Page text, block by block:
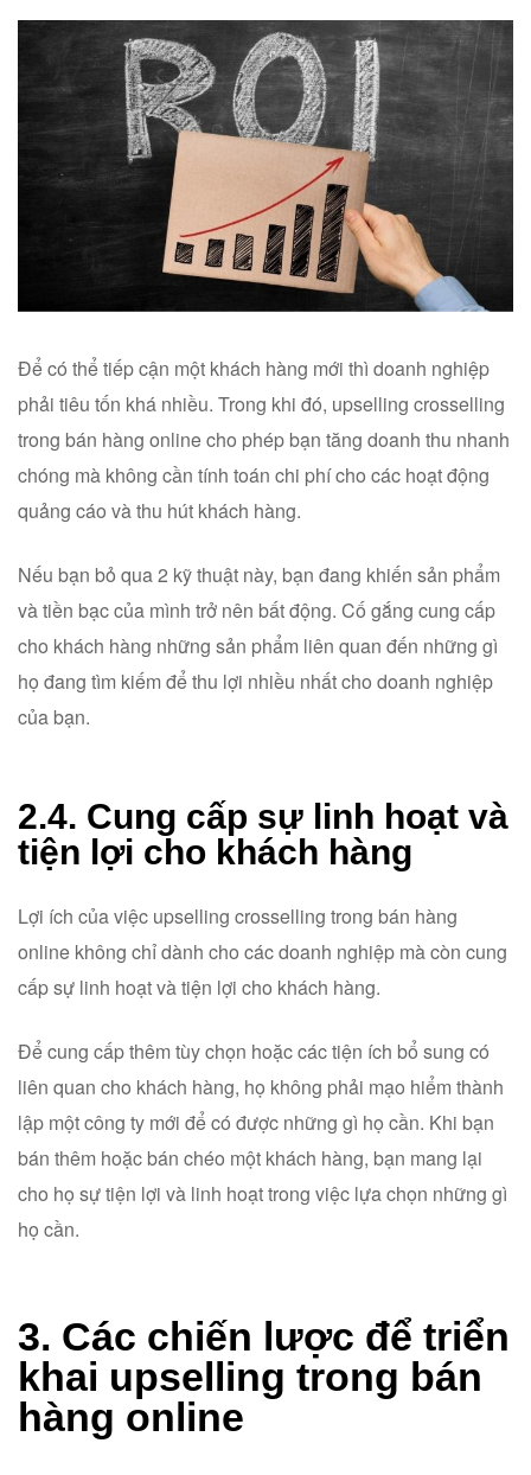
Để có thể tiếp cận một khách hàng mới thì doanh nghiệp
phải tiêu tốn khá nhiều. Trong khi đó, upselling crosselling
trong bán hàng online cho phép bạn tăng doanh thu nhanh
chóng mà không cần tính toán chi phí cho các hoạt động
quảng cáo và thu hút khách hàng.
Nếu bạn bỏ qua 2 kỹ thuật này, bạn đang khiến sản phẩm
và tiền bạc của mình trở nên bất động. Cố gắng cung cấp
cho khách hàng những sản phẩm liên quan đến những gì
họ đang tìm kiếm để thu lợi nhiều nhất cho doanh nghiệp
của bạn.
2.4. Cung cấp sự linh hoạt và
tiện lợi cho khách hàng
Lợi ích của việc upselling crosselling trong bán hàng
online không chỉ dành cho các doanh nghiệp mà còn cung
cấp sự linh hoạt và tiện lợi cho khách hàng.
Để cung cấp thêm tùy chọn hoặc các tiện ích bổ sung có
liên quan cho khách hàng, họ không phải mạo hiểm thành
lập một công ty mới để có được những gì họ cần. Khi bạn
bán thêm hoặc bán chéo một khách hàng, bạn mang lại
cho họ sự tiện lợi và linh hoạt trong việc lựa chọn những gì
họ cần.
3. Các chiến lược để triển
khai upselling trong bán
hàng online